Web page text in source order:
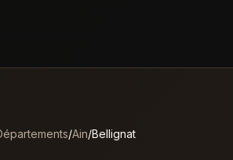
/Ain/Bellignat